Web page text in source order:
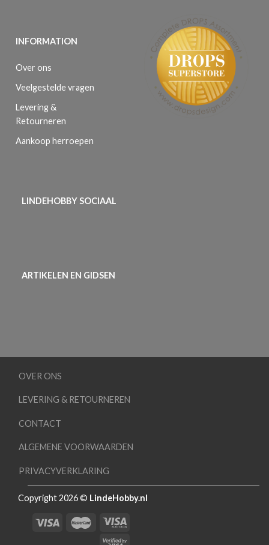
INFORMATION
Over ons
Veelgestelde vragen
Levering &
Retourneren
Aankoop herroepen
LINDEHOBBY SOCIAAL
ARTIKELEN EN GIDSEN
OVER ONS
LEVERING & RETOURNEREN
CONTACT
ALGEMENE VOORWAARDEN
PRIVACYVERKLARING
Copyright 2026 © LindeHobby.nl